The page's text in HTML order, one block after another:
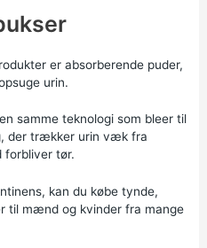
er absorberende puder,
urin.
samme teknologi som bleer til
der trækker urin væk fra
forbliver tør.
kan du købe tynde,
til mænd og kvinder fra mange